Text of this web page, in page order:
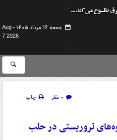
جمعه ۱۶ مرداد ۱۴۰۵ -
Aug
7 2026
۰ نظر
چاپ
تروریستی در حلب